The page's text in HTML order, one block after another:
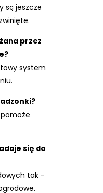
są jeszcze
przez
system
się do
tak –